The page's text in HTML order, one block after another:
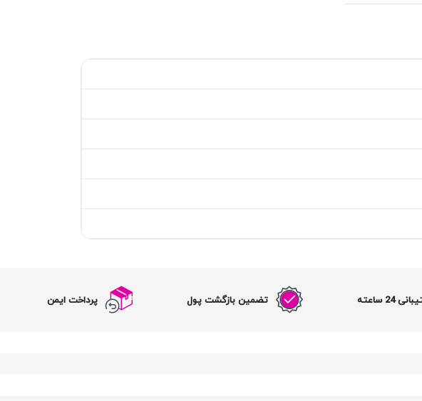
24 ساعته تضمین بازگشت پول پرداخت ایمن